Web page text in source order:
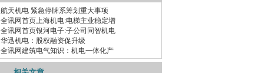
航天机电 紧急停牌系筹划重大事项
全讯网首页上海机电:电梯主业稳定增
全讯网首页银河电子:子公司同智机电
华迅机电：股权融资促升级
全讯网建筑电气知识：机电一体化产